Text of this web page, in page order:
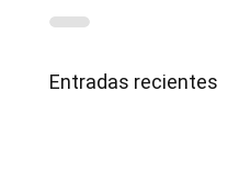
Entradas recientes